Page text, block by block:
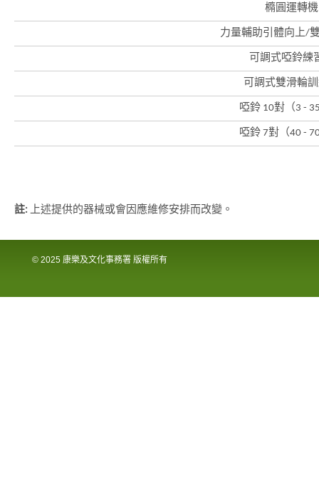
橢圓運轉機
力量輔助引體向上/
可調式啞鈴練
可調式雙滑輪
啞鈴 10對（3 -
啞鈴 7對（40 -
註: 上述提供的器械或會因應維修安排而改變。
© 2025 康樂及文化事務署 版權所有